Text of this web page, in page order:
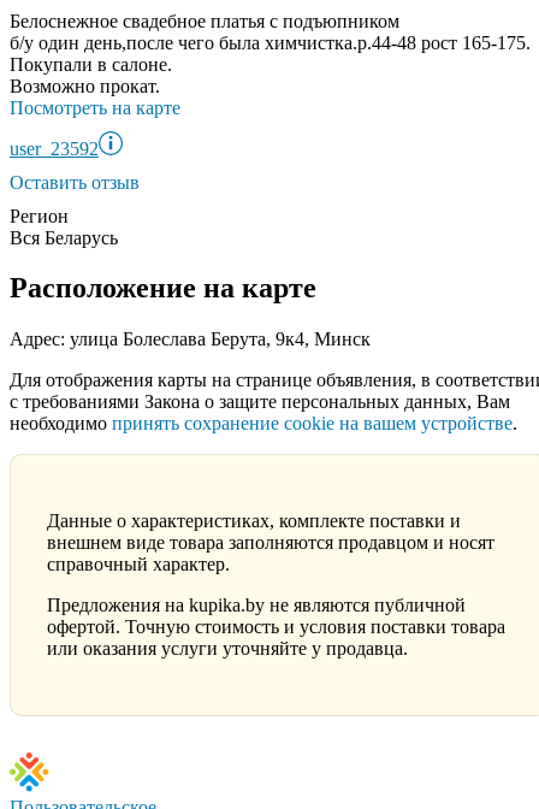
Белоснежное свадебное платья с подъюпником
б/у один день,после чего была химчистка.р.44-48 рост 165-175.
Покупали в салоне.
Возможно прокат.
Посмотреть на карте
user_23592
Оставить отзыв
Регион
Вся Беларусь
Расположение на карте
Адрес: улица Болеслава Берута, 9к4, Минск
Для отображения карты на странице объявления, в
с требованиями Закона о защите персональных данных, Вам
необходимо принять сохранение cookie на вашем устройстве.
Данные о характеристиках, комплекте поставки и
внешнем виде товара заполняются продавцом и носят
справочный характер.
Предложения на kupika.by не являются публичной
офертой. Точную стоимость и условия поставки товара
или оказания услуги уточняйте у продавца.